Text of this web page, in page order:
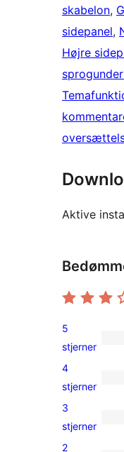
skabelon,
sidepanel,
Højre
Aktive
1
5-
stjernet
5
stjerner
0
4-
stjernet
4
stjerner
0
3-
3
stjerner
2